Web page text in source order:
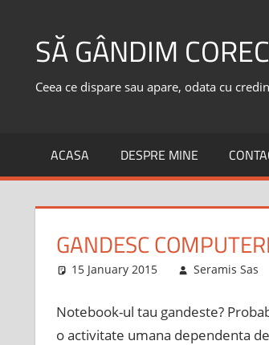
contentSĂ GÂNDIM
Ceea ce dispare sau apare, odata cu
ACASA DESPRE MINE
GANDESC
15 January 2015 Seramis Sas
Notebook-ul tau gandeste?
o activitate umana dependenta